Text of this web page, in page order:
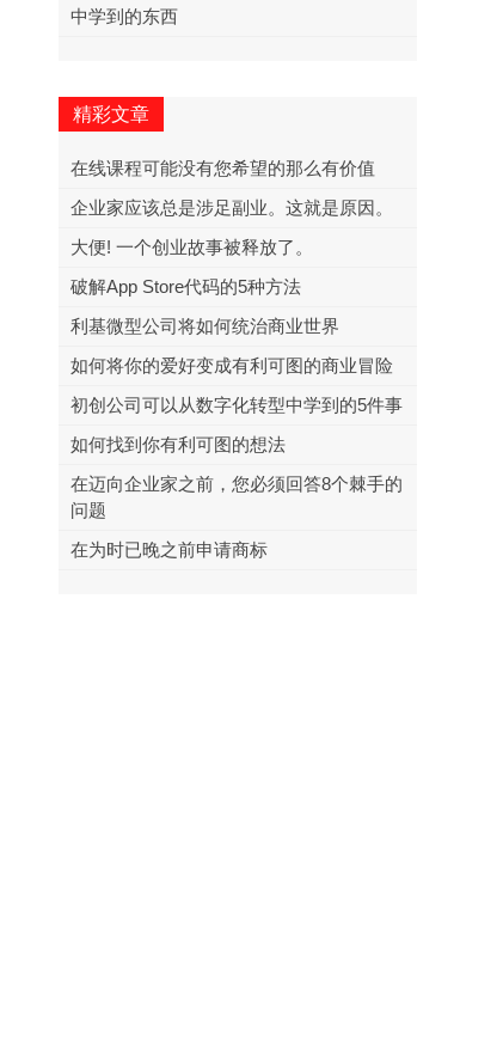
中学到的东西
精彩文章
在线课程可能没有您希望的那么有价值
企业家应该总是涉足副业。这就是原因。
大便! 一个创业故事被释放了。
破解App Store代码的5种方法
利基微型公司将如何统治商业世界
如何将你的爱好变成有利可图的商业冒险
初创公司可以从数字化转型中学到的5件事
如何找到你有利可图的想法
在迈向企业家之前，您必须回答8个棘手的
问题
在为时已晚之前申请商标